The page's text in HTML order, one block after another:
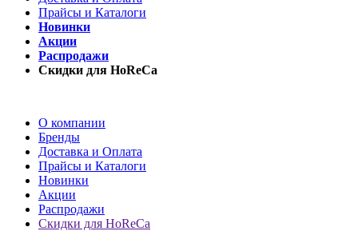
Прайсы и Каталоги
Новинки
Акции
Распродажи
Скидки для HoReCa
О компании
Бренды
Доставка и Оплата
Прайсы и Каталоги
Новинки
Акции
Распродажи
Скидки для HoReCa